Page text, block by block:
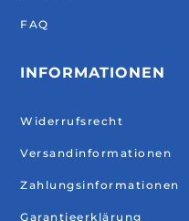
FAQ
INFORMATIONEN
Widerrufsrecht
Versandinformationen
Zahlungsinformationen
Garantieerklärung